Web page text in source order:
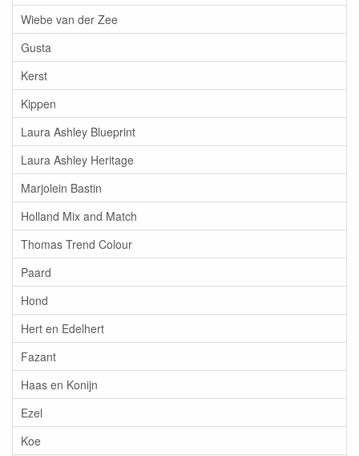
Wiebe van der Zee
Gusta
Kerst
Kippen
Laura Ashley Blueprint
Laura Ashley Heritage
Marjolein Bastin
Holland Mix and Match
Thomas Trend Colour
Paard
Hond
Hert en Edelhert
Fazant
Haas en Konijn
Ezel
Koe